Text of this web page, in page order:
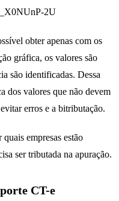
2U
obter apenas com os
gráfica, os valores são
são identificadas. Dessa
dos valores que não devem
erros e a bitributação.
empresas estão
ser tributada na apuração.
CT-e